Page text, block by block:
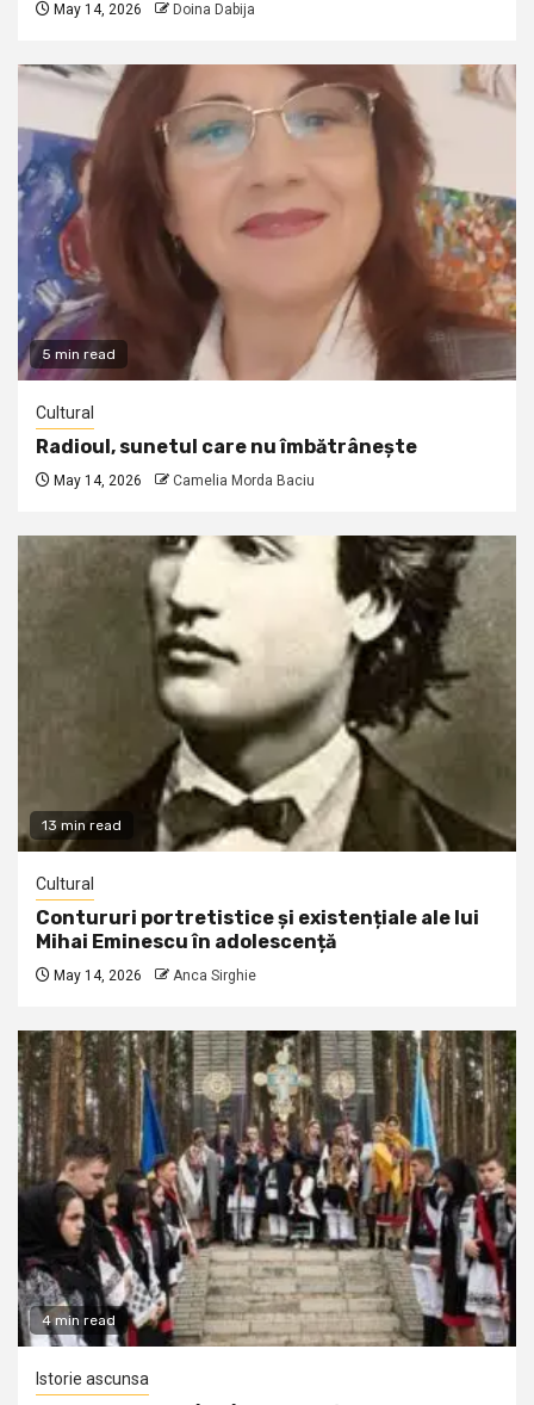
May 14, 2026 Doina Dabija
5 min read
Cultural
Radioul, sunetul care nu îmbătrânește
May 14, 2026 Camelia Morda Baciu
13 min read
Cultural
Contururi portretistice și existențiale ale lui
Mihai Eminescu în adolescență
May 14, 2026 Anca Sirghie
4 min read
Istorie ascunsa